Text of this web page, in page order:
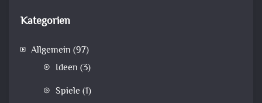
Kategorien
Allgemein (97)
Ideen (3)
Spiele (1)